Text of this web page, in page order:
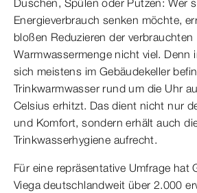
Duschen, Spülen oder Putzen: Wer
Energieverbrauch senken möchte,
bloßen Reduzieren der verbrauchten
Warmwassermenge nicht viel. Denn
sich meistens im Gebäudekeller
Trinkwarmwasser rund um die Uhr
Celsius erhitzt. Das dient nicht nur
und Komfort, sondern erhält auch
Trinkwasserhygiene aufrecht.
Für eine repräsentative Umfrage hat
Viega deutschlandweit über 2.000